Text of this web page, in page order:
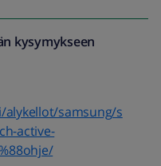
kysymykseen
samsung/s
active-